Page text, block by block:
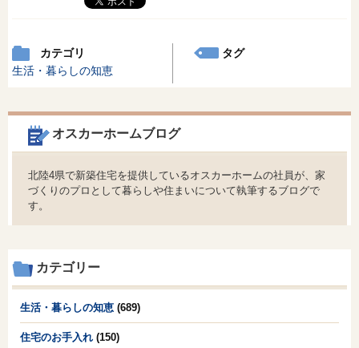
カテゴリ
生活・暮らしの知恵
タグ
オスカーホームブログ
北陸4県で新築住宅を提供しているオスカーホームの社員が、家
づくりのプロとして暮らしや住まいについて執筆するブログで
す。
カテゴリー
生活・暮らしの知恵 (689)
住宅のお手入れ (150)